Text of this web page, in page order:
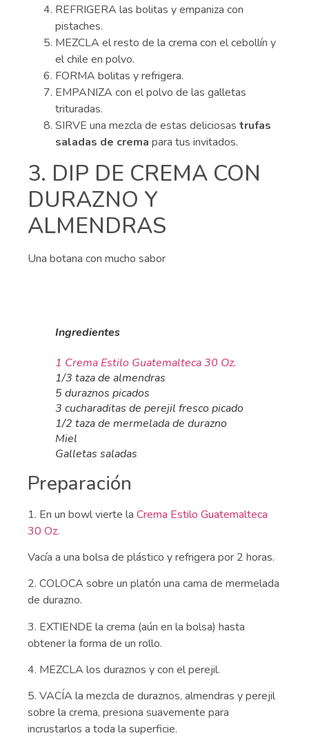
REFRIGERA las bolitas y empaniza con
pistaches.
MEZCLA el resto de la crema con el cebollín y
el chile en polvo.
FORMA bolitas y refrigera.
EMPANIZA con el polvo de las galletas
trituradas.
SIRVE una mezcla de estas deliciosas trufas
saladas de crema para tus invitados.
3. DIP DE CREMA CON
DURAZNO Y
ALMENDRAS
Una botana con mucho sabor
Ingredientes
1 Crema Estilo Guatemalteca 30 Oz.
1/3 taza de almendras
5 duraznos picados
3 cucharaditas de perejil fresco picado
1/2 taza de mermelada de durazno
Miel
Galletas saladas
Preparación
1. En un bowl vierte la Crema Estilo Guatemalteca
30 Oz.
Vacía a una bolsa de plástico y refrigera por 2 horas.
2. COLOCA sobre un platón una cama de mermelada
de durazno.
3. EXTIENDE la crema (aún en la bolsa) hasta
obtener la forma de un rollo.
4. MEZCLA los duraznos y con el perejil.
5. VACÍA la mezcla de duraznos, almendras y perejil
sobre la crema, presiona suavemente para
incrustarlos a toda la superficie.